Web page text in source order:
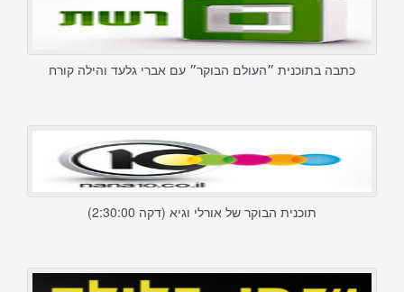
כתבה בתוכנית ״העולם הבוקר״ עם אברי גלעד והילה קורח
תוכנית הבוקר של אורלי וגיא (דקה 2:30:00)